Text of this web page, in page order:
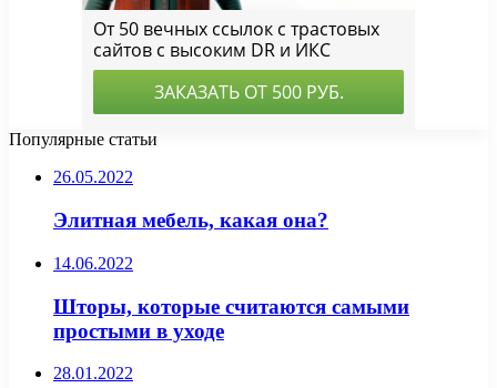
Популярные статьи
26.05.2022
Элитная мебель, какая она?
14.06.2022
Шторы, которые считаются самыми
простыми в уходе
28.01.2022